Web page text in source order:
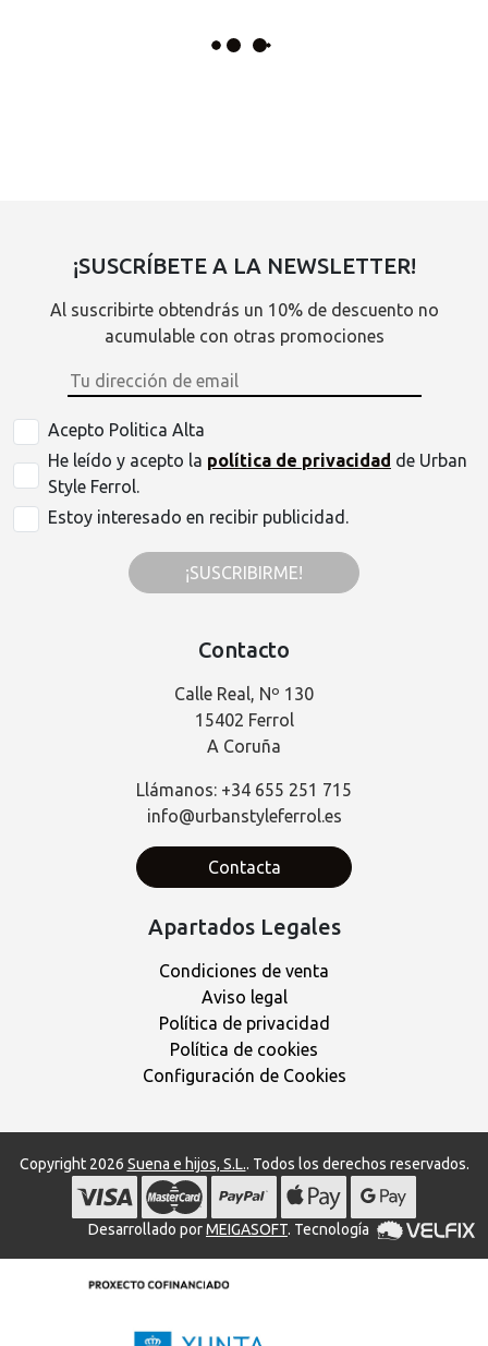
¡SUSCRÍBETE A LA NEWSLETTER!
Al suscribirte obtendrás un 10% de descuento no
acumulable con otras promociones
Acepto Politica Alta
He leído y acepto la política de privacidad de Urban
Style Ferrol.
Estoy interesado en recibir publicidad.
¡SUSCRIBIRME!
Contacto
Calle Real, Nº 130
15402 Ferrol
A Coruña
Llámanos: +34 655 251 715
info@urbanstyleferrol.es
Contacta
Apartados Legales
Condiciones de venta
Aviso legal
Política de privacidad
Política de cookies
Configuración de Cookies
Copyright 2026 Suena e hijos, S.L.. Todos los derechos reservados.
Desarrollado porMEIGASOFT. Tecnología